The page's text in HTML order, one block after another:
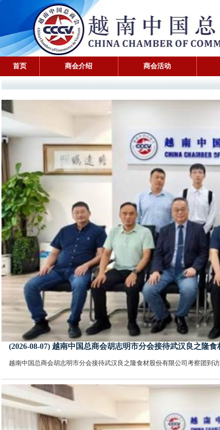
首页 商会介绍 商会活动
(2026-08-07) 越南中国总商会胡志明市分会接待武汉良之隆
越南中国总商会胡志明市分会接待武汉良之隆食材股份有限公司考察团到